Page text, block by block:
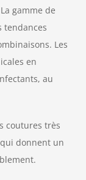
gamme de
tendances
Les
en
au
coutures très
donnent un